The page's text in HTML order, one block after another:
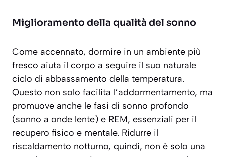
Miglioramento della qualità del sonno
Come accennato, dormire in un ambiente più
fresco aiuta il corpo a seguire il suo naturale
ciclo di abbassamento della temperatura.
Questo non solo facilita l’addormentamento, ma
promuove anche le fasi di sonno profondo
(sonno a onde lente) e REM, essenziali per il
recupero fisico e mentale. Ridurre il
riscaldamento notturno, quindi, non è solo una